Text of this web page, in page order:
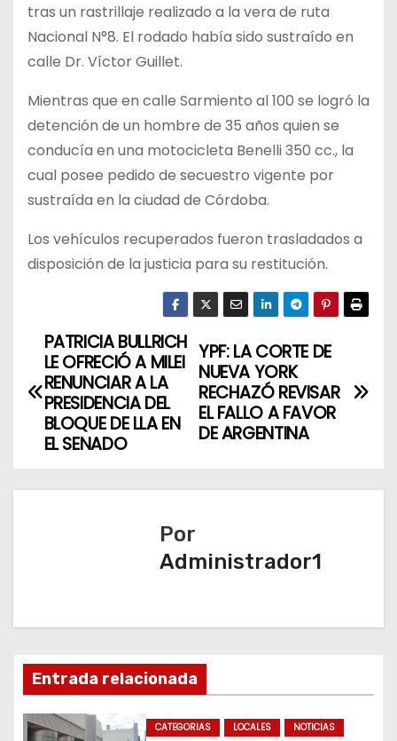
tras un rastrillaje realizado a la vera de ruta
Nacional N°8. El rodado había sido sustraído en
calle Dr. Víctor Guillet.
Mientras que en calle Sarmiento al 100 se logró la
detención de un hombre de 35 años quien se
conducía en una motocicleta Benelli 350 cc., la
cual posee pedido de secuestro vigente por
sustraída en la ciudad de Córdoba.
Los vehículos recuperados fueron trasladados a
disposición de la justicia para su restitución.
N
a
g
n
d
YPF: LA CORTE DE
NUEVA YORK
RECHAZÓ REVISAR
EL FALLO A FAVOR
DE ARGENTINA
PATRICIA BULLRICH
LE OFRECIÓ A MILEI
RENUNCIAR A LA
PRESIDENCIA DEL
BLOQUE DE LLA EN
EL SENADO
Por
Administrador1
Entrada relacionada
CATEGORIAS LOCALES NOTICIAS